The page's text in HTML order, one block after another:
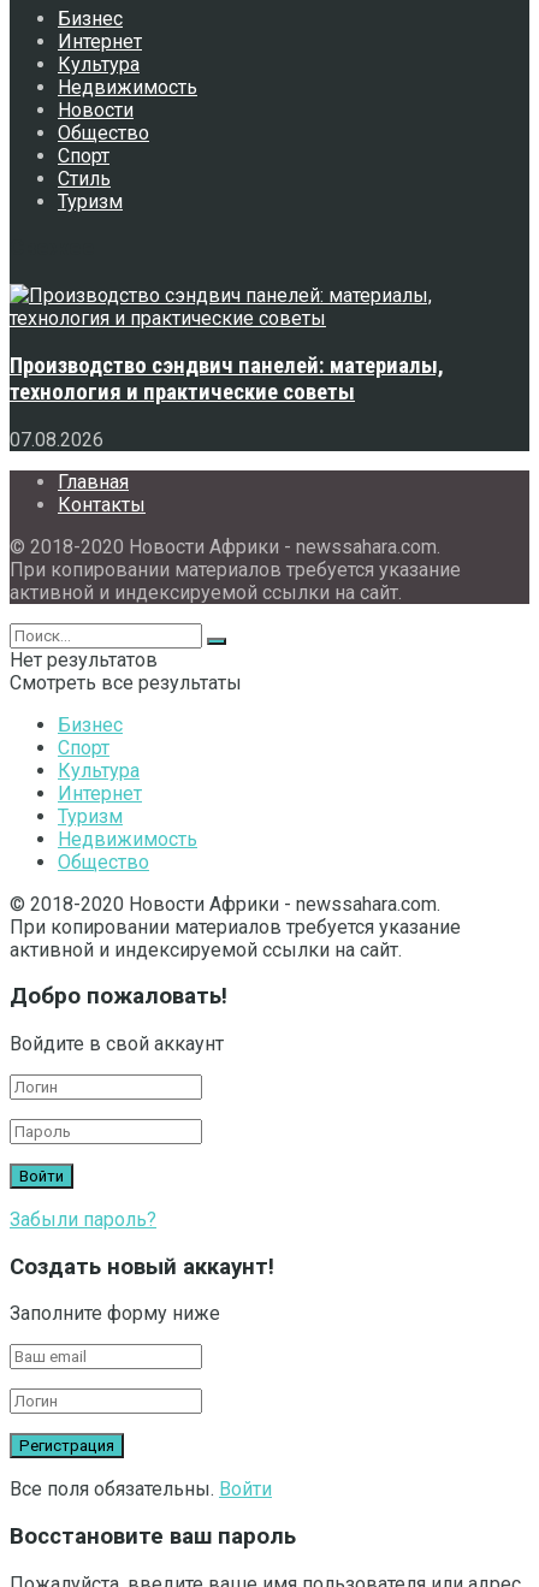
Бизнес
Интернет
Культура
Недвижимость
Новости
Общество
Спорт
Стиль
Туризм
Производство сэндвич панелей: материалы,
технология и практические советы
07.08.2026
Главная
Контакты
© 2018-2020 Новости Африки - newssahara.com.
При копировании материалов требуется указание
активной и индексируемой ссылки на сайт.
Нет результатов
Смотреть все результаты
Бизнес
Спорт
Культура
Интернет
Туризм
Недвижимость
Общество
© 2018-2020 Новости Африки - newssahara.com.
При копировании материалов требуется указание
активной и индексируемой ссылки на сайт.
Добро пожаловать!
Войдите в свой аккаунт
Забыли пароль?
Создать новый аккаунт!
Заполните форму ниже
Все поля обязательны. Войти
Восстановите ваш пароль